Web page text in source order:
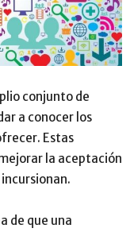
conjunto de
a conocer los
Estas
la aceptación
de que una